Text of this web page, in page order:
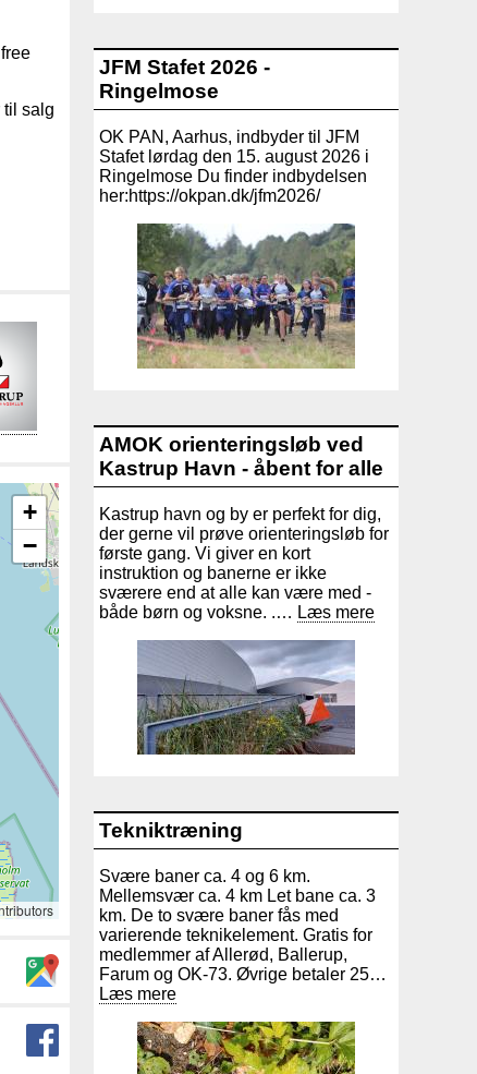
JFM Stafet 2026 -
Ringelmose
OK PAN, Aarhus, indbyder til JFM
Stafet lørdag den 15. august 2026 i
Ringelmose Du finder indbydelsen
her:https://okpan.dk/jfm2026/
AMOK orienteringsløb ved
Kastrup Havn - åbent for alle
Kastrup havn og by er perfekt for dig,
der gerne vil prøve orienteringsløb for
første gang. Vi giver en kort
instruktion og banerne er ikke
sværere end at alle kan være med -
både børn og voksne. .… Læs mere
Tekniktræning
Svære baner ca. 4 og 6 km.
Mellemsvær ca. 4 km Let bane ca. 3
km. De to svære baner fås med
varierende teknikelement. Gratis for
medlemmer af Allerød, Ballerup,
Farum og OK-73. Øvrige betaler 25…
Læs mere
salg
+
−